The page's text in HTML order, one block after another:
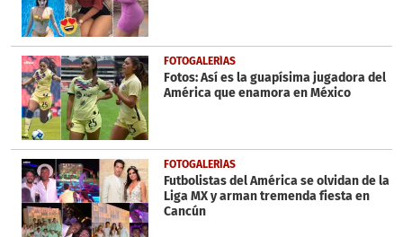
FOTOGALERÍAS
Fotos: Así es la guapísima jugadora del
América que enamora en México
FOTOGALERÍAS
Futbolistas del América se olvidan de la
Liga MX y arman tremenda fiesta en
Cancún